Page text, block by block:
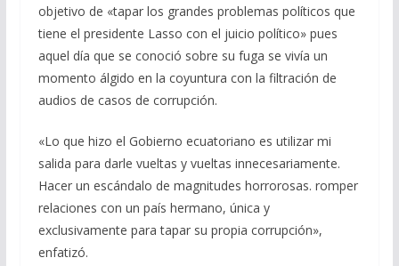
objetivo de «tapar los grandes problemas políticos que
tiene el presidente Lasso con el juicio político» pues
aquel día que se conoció sobre su fuga se vivía un
momento álgido en la coyuntura con la filtración de
audios de casos de corrupción.
«Lo que hizo el Gobierno ecuatoriano es utilizar mi
salida para darle vueltas y vueltas innecesariamente.
Hacer un escándalo de magnitudes horrorosas. romper
relaciones con un país hermano, única y
exclusivamente para tapar su propia corrupción»,
enfatizó.